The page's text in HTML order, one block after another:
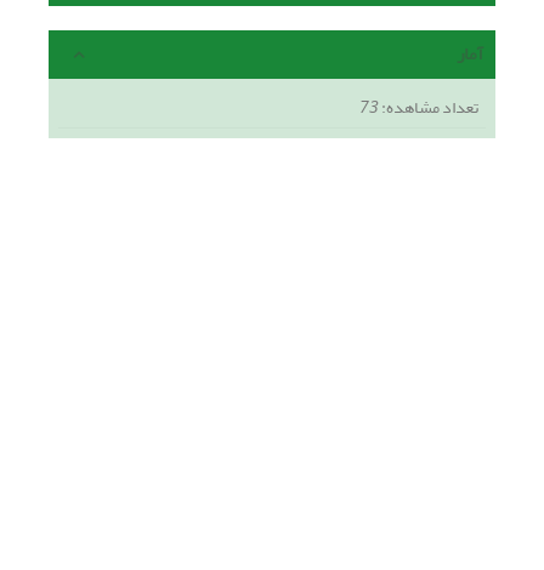
آمار
تعداد مشاهده:73